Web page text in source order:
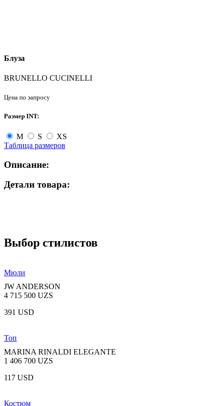
Блуза
BRUNELLO CUCINELLI
Цена по запросу
Размер INT:
M S
XS
Таблица размеров
Описание:
Детали товара:
Выбор стилистов
Мюли
JW ANDERSON
4 715 500 UZS
391 USD
Топ
MARINA RINALDI ELEGANTE
1 406 700 UZS
117 USD
Костюм